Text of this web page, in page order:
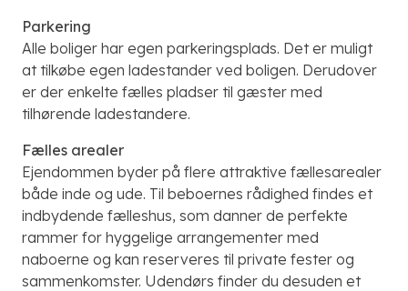
Parkering
Alle boliger har egen parkeringsplads. Det er muligt
at tilkøbe egen ladestander ved boligen. Derudover
er der enkelte fælles pladser til gæster med
tilhørende ladestandere.
Fælles arealer
Ejendommen byder på flere attraktive fællesarealer
både inde og ude. Til beboernes rådighed findes et
indbydende fælleshus, som danner de perfekte
rammer for hyggelige arrangementer med
naboerne og kan reserveres til private fester og
sammenkomster. Udendørs finder du desuden et